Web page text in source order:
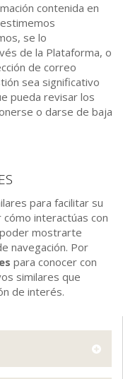
contenida en
se lo
de la Plataforma, o
de correo
sea significativo
pueda revisar los
o darse de baja
para facilitar su
cómo interactúas con
mostrarte
navegación. Por
para conocer con
similares que
de interés.